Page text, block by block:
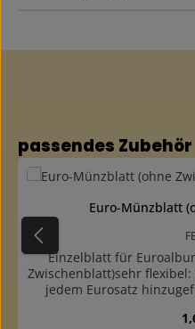
Produktgalerie überspringen
passendes Zubehör
Euro-Münzblatt
Einzelblatt für
Zwischenblatt)sehr
jedem Eurosatz
3 komplette Eurosätze